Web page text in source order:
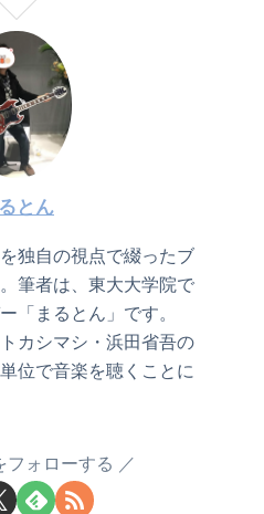
とん
独自の視点で綴ったブ
筆者は、東大大学院で
「まるとん」です。
カシマシ・浜田省吾の
位で音楽を聴くことに
フォローする